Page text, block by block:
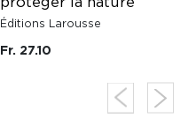
Éditions Larousse
Fr. 27.10